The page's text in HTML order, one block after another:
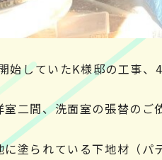
始していたK様邸の工事
二間、洗面室の張替のご
塗られている下地材（パ